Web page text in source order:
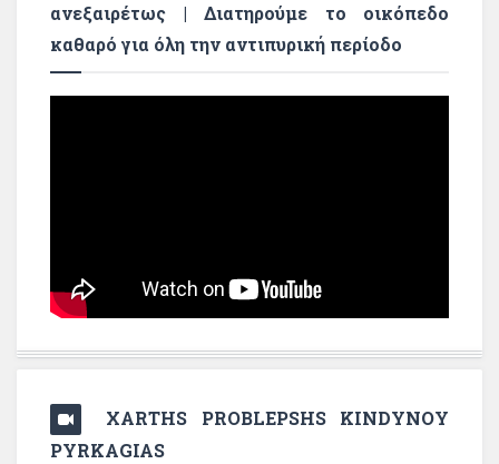
ανεξαιρέτως | Διατηρούμε το οικόπεδο
καθαρό για όλη την αντιπυρική περίοδο
XARTHS PROBLEPSHS KINDYNOY
PYRKAGIAS